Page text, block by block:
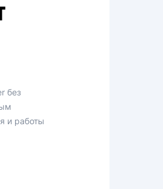
без
и работы